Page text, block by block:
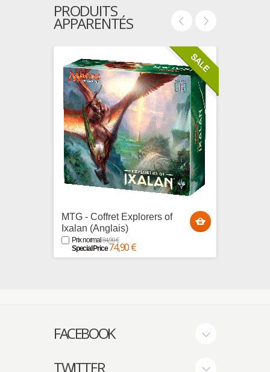
PRODUITS
APPARENTÉS
MTG - Coffret Explorers of
Ixalan (Anglais)
Prix normal84,90 €
Special Price74,90 €
FACEBOOK
TWITTER